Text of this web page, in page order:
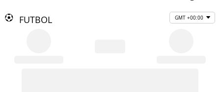
FUTBOL GMT +00:00